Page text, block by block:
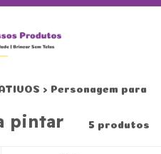
>
Personagem para
pintar 5 produtos